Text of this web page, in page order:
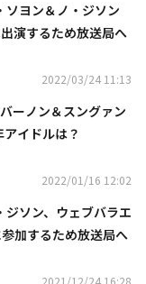
ソヨン＆ノ・ジソン
演するため放送局へ
2022/03/24 11:13
ーノン＆スングァン
イドルは？
2022/01/16 12:02
ソン、ウェブバラエ
加するため放送局へ
2021/12/24 16:28